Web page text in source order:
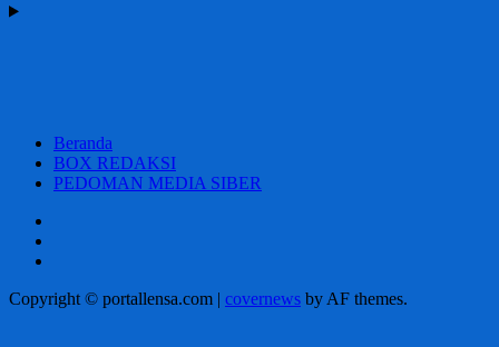
Beranda
BOX REDAKSI
PEDOMAN MEDIA SIBER
SIBER
Copyright © portallensa.com | covernews by AF themes.